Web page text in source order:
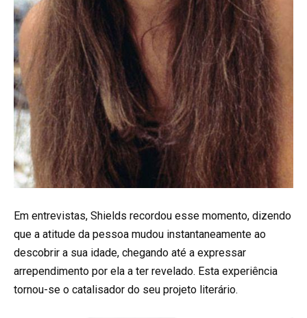
Em entrevistas, Shields recordou esse momento, dizendo
que a atitude da pessoa mudou instantaneamente ao
descobrir a sua idade, chegando até a expressar
arrependimento por ela a ter revelado. Esta experiência
tornou-se o catalisador do seu projeto literário.